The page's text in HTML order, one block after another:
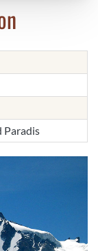
Paradis